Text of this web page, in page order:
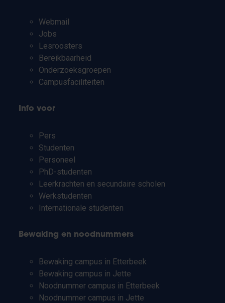
Webmail
Jobs
Lesroosters
Bereikbaarheid
Onderzoeksgroepen
Campusfaciliteiten
Info voor
Pers
Studenten
Personeel
PhD-studenten
Leerkrachten en secundaire scholen
Werkstudenten
Internationale studenten
Bewaking en noodnummers
Bewaking campus in Etterbeek
Bewaking campus in Jette
Noodnummer campus in Etterbeek
Noodnummer campus in Jette